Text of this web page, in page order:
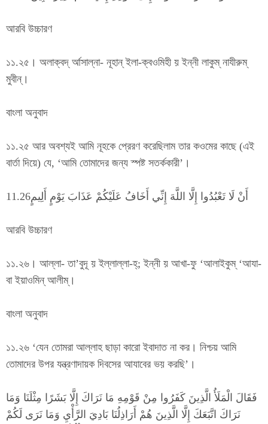
আরবি উচ্চারণ
১১.২৫। অলাক্বদ্ র্আসাল্না- নূহান্ ইলা-ক্বওমিহী য় ইন্নী লাকুম্ নাযীরুম্
মুবীন্।
বাংলা অনুবাদ
১১.২৫ আর অবশ্যই আমি নূহকে প্রেরণ করেছিলাম তার কওমের কাছে (এই
বার্তা দিয়ে) যে, ‘আমি তোমাদের জন্য স্পষ্ট সতর্ককারী’।
أَنْ لَا تَعْبُدُوا إِلَّا اللَّهَ إِنِّي أَخَافُ عَلَيْكُمْ عَذَابَ يَوْمٍ أَلِيمٍ11.26
আরবি উচ্চারণ
১১.২৬। আল্লা- তা’বুদূ য় ইল্লাল্লা-হ্; ইন্নী য় আখা-ফু ‘আলাইকুম্ ‘আযা-
বা ইয়াওমিন্ আলীম্।
বাংলা অনুবাদ
১১.২৬ ‘যেন তোমরা আল্লাহ ছাড়া কারো ইবাদাত না কর। নিশ্চয় আমি
তোমাদের উপর যন্ত্রণাদায়ক দিবসের আযাবের ভয় করছি’।
فَقَالَ الْمَلَأُ الَّذِينَ كَفَرُوا مِنْ قَوْمِهِ مَا نَرَاكَ إِلَّا بَشَرًا مِثْلَنَا وَمَا
نَرَاكَ اتَّبَعَكَ إِلَّا الَّذِينَ هُمْ أَرَاذِلُنَا بَادِيَ الرَّأْيِ وَمَا نَرَى لَكُمْ